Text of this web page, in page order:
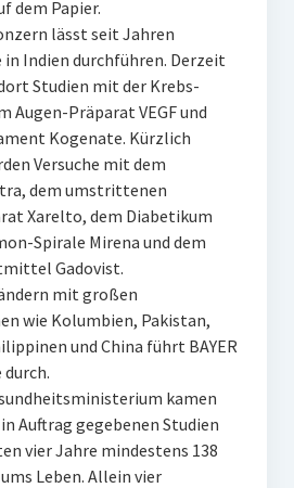
dem Papier.
lässt seit Jahren
in Indien durchführen. Derzeit
Studien mit der Krebs-
Augen-Präparat VEGF und
Kogenate. Kürzlich
Versuche mit dem
dem umstrittenen
Xarelto, dem Diabetikum
Spirale Mirena und dem
Gadovist.
mit großen
wie Kolumbien, Pakistan,
und China führt BAYER
durch.
kamen
in Auftrag gegebenen Studien
vier Jahre mindestens 138
Leben. Allein vier